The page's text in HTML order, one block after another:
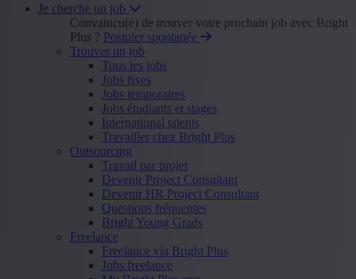
Je cherche un job
Convaincu(e) de trouver votre prochain job avec Bright
Plus ? Postuler spontanée
Trouver un job
Tous les jobs
Jobs fixes
Jobs temporaires
Jobs étudiants et stages
International talents
Travailler chez Bright Plus
Outsourcing
Travail par projet
Devenir Project Consultant
Devenir HR Project Consultant
Questions fréquentes
Bright Young Grads
Freelance
Freelance via Bright Plus
Jobs freelance